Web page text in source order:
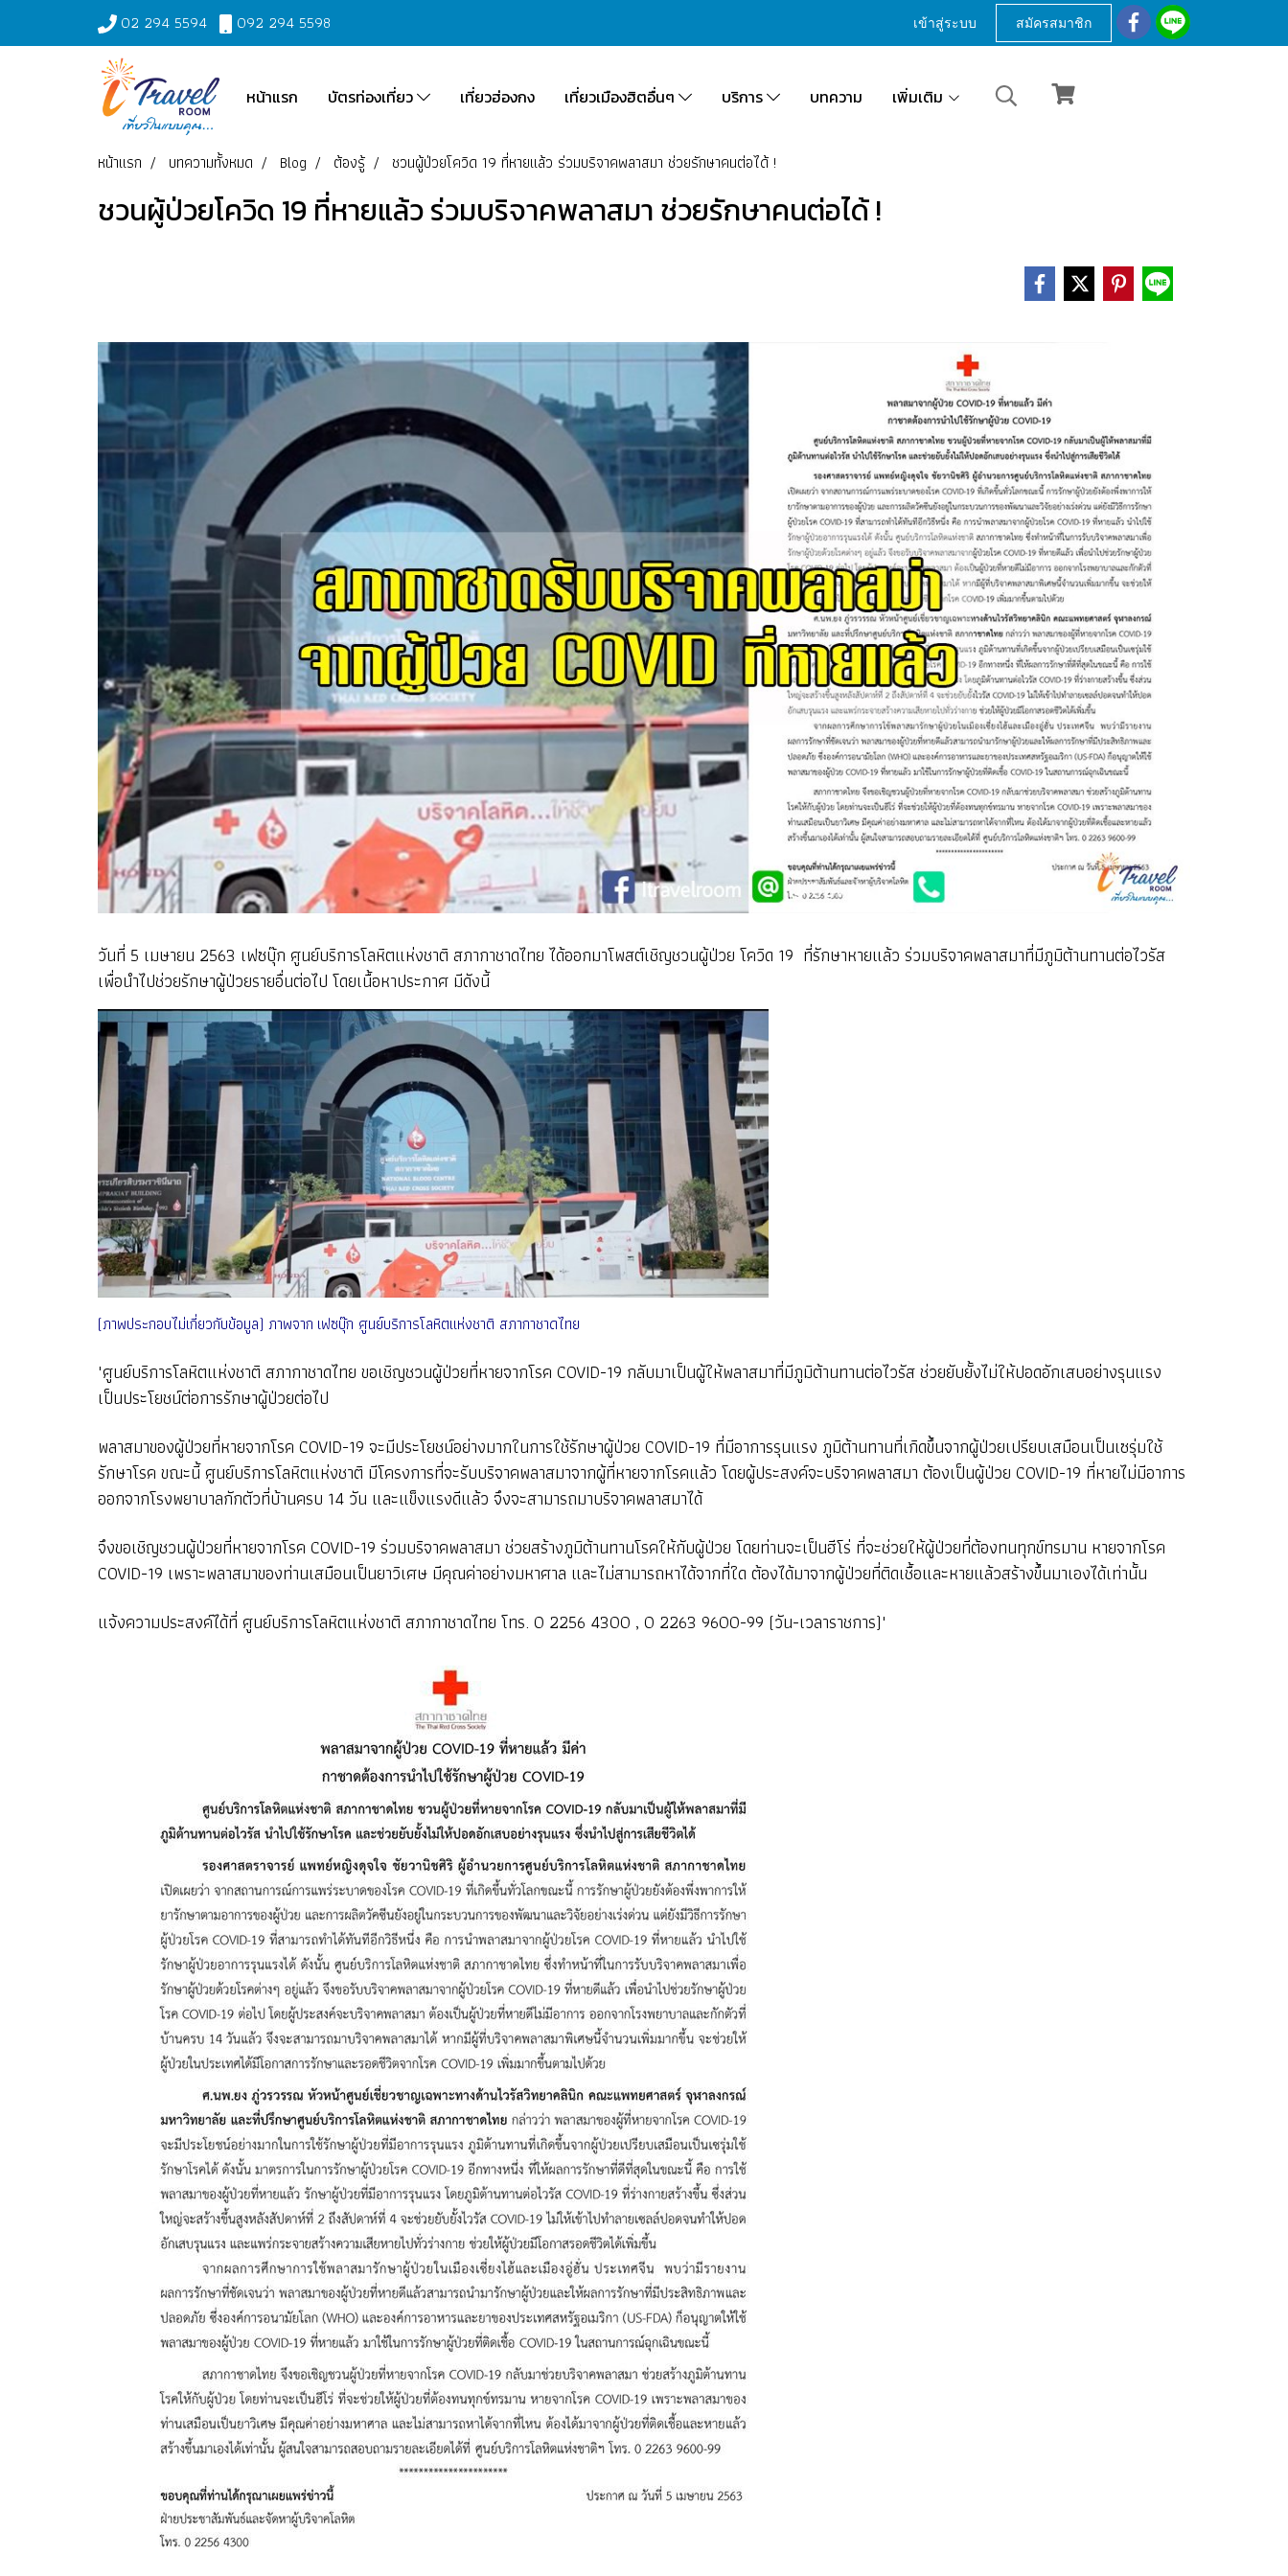
02 294 5594 092 294 5598 เข้าสู่ระบบ สมัครสมาชิก
หน้าแรก บัตรท่องเที่ยว เที่ยวฮ่องกง เที่ยวเมืองฮิตอื่นๆ บริการ บทความ เพิ่มเติม
หน้าแรก บทความทั้งหมด Blog ต้องรู้ ชวนผู้ป่วยโควิด 19 ที่หายแล้ว ร่วมบริจาคพลาสมา ช่วยรักษาคนต่อได้ !
ชวนผู้ป่วยโควิด 19 ที่หายแล้ว ร่วมบริจาคพลาสมา ช่วยรักษาคนต่อได้ !
วันที่ 5 เมษายน 2563 เฟซบุ๊ก ศูนย์บริการโลหิตแห่งชาติ สภากาชาดไทย ได้ออกมาโพสต์เชิญชวนผู้ป่วย โควิด 19 ที่รักษาหายแล้ว ร่วมบริจาคพลาสมาที่มีภูมิต้านทานต่อไวรัส
เพื่อนำไปช่วยรักษาผู้ป่วยรายอื่นต่อไป โดยเนื้อหาประกาศ มีดังนี้
(ภาพประกอบไม่เกี่ยวกับข้อมูล) ภาพจาก เฟซบุ๊ก ศูนย์บริการโลหิตแห่งชาติ สภากาชาดไทย
"ศูนย์บริการโลหิตแห่งชาติ สภากาชาดไทย ขอเชิญชวนผู้ป่วยที่หายจากโรค COVID-19 กลับมาเป็นผู้ให้พลาสมาที่มีภูมิต้านทานต่อไวรัส ช่วยยับยั้งไม่ให้ปอดอักเสบอย่างรุนแรง
เป็นประโยชน์ต่อการรักษาผู้ป่วยต่อไป
พลาสมาของผู้ป่วยที่หายจากโรค COVID-19 จะมีประโยชน์อย่างมากในการใช้รักษาผู้ป่วย COVID-19 ที่มีอาการรุนแรง ภูมิต้านทานที่เกิดขึ้นจากผู้ป่วยเปรียบเสมือนเป็นเซรุ่มใช้
รักษาโรค ขณะนี้ ศูนย์บริการโลหิตแห่งชาติ มีโครงการที่จะรับบริจาคพลาสมาจากผู้ที่หายจากโรคแล้ว โดยผู้ประสงค์จะบริจาคพลาสมา ต้องเป็นผู้ป่วย COVID-19 ที่หายไม่มีอาการ
ออกจากโรงพยาบาลกักตัวที่บ้านครบ 14 วัน และแข็งแรงดีแล้ว จึงจะสามารถมาบริจาคพลาสมาได้
จึงขอเชิญชวนผู้ป่วยที่หายจากโรค COVID-19 ร่วมบริจาคพลาสมา ช่วยสร้างภูมิต้านทานโรคให้กับผู้ป่วย โดยท่านจะเป็นฮีโร่ ที่จะช่วยให้ผู้ป่วยที่ต้องทนทุกข์ทรมาน หายจากโรค
COVID-19 เพราะพลาสมาของท่านเสมือนเป็นยาวิเศษ มีคุณค่าอย่างมหาศาล และไม่สามารถหาได้จากที่ใด ต้องได้มาจากผู้ป่วยที่ติดเชื้อและหายแล้วสร้างขึ้นมาเองได้เท่านั้น
แจ้งความประสงค์ได้ที่ ศูนย์บริการโลหิตแห่งชาติ สภากาชาดไทย โทร. 0 2256 4300 , 0 2263 9600-99 (วัน-เวลาราชการ)"